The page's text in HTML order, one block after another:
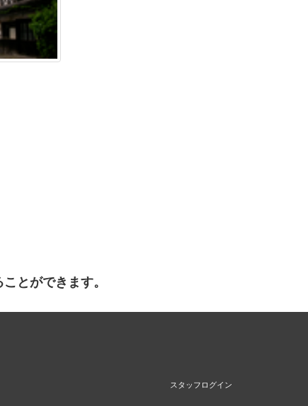
とができます。
スタッフログイン